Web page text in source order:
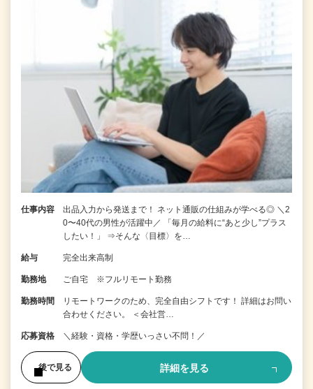
仕事内容
出品入力から発送まで！ ネット通販の仕組みが学べる◎ ＼2
0〜40代の男性が活躍中／ 「毎月の給料に“あと少し”プラス
したい！」 ⇒そんな〈目標〉を…
給与 完全出来高制
勤務地 ご自宅 ※フルリモート勤務
勤務時間
リモートワークのため、完全自由シフトです！ 詳細はお問い
合わせください。 ＜会社営…
応募資格 ＼経験・資格・学歴いっさい不問！／
後で見る 詳細を見る